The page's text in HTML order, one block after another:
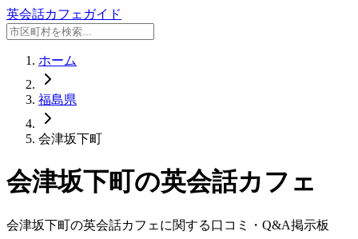
英会話カフェガイド
ホーム
福島県
会津坂下町
会津坂下町の英会話カフェ
会津坂下町の英会話カフェに関する口コミ・Q&A掲示板